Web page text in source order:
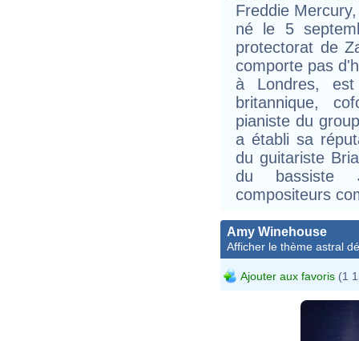
Freddie
né le 5
protectorat de
comporte pas
à Londres, est
britannique,
pianiste du
a établi sa
du guitariste
du bassiste
compositeurs
Amy Winehouse
Afficher le thème astral
Ajouter aux favoris (1